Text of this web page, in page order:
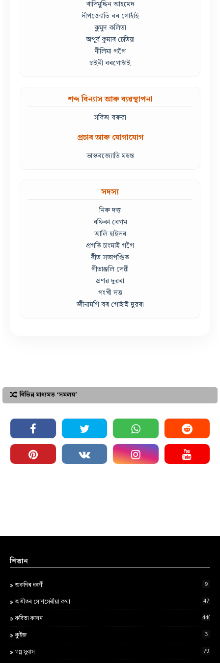
খাদিমুদ্দিন আহমেদ
দীপজ্যোতি বৰ গোহাঁই
কুমুদ কলিতা
অপূৰ্ব কুমাৰ চেতিয়া
নীলিমা গগৈ
চাইনী বৰগোহাঁই
শব্দ বিন্যাস আৰু ব্যৱস্থাপনা
সবিতা বৰুৱা
প্ৰচাৰ আৰু যোগাযোগ
ভাস্কৰজ্যোতি মহন্ত
সদস্য
নিৰু দত্ত
ৰফিকা বেগম
আলি হাইদৰ
প্ৰগতি চাংমাই গগৈ
ৰীত সভাপণ্ডিত
গীতাঞ্জলি দেৱী
প্ৰণৱ দুৱৰা
পংখী দত্ত
জীনামণি বৰ গোহাঁই দুৱৰা
বিভিন্ন মাধ্যমত ‘সমলয়’
শিতান
অকণিৰ ধৰণী 9
অতীতৰ সোণসেৰীয়া কথা 47
কবিতা কানন 440
কুইজ 3
গল্প সুবাস 79